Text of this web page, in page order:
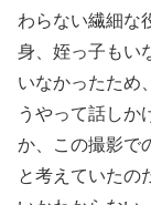
わらない繊細な
身、姪っ子もい
いなかったため
うやって話しか
か、この撮影で
と考えていたの